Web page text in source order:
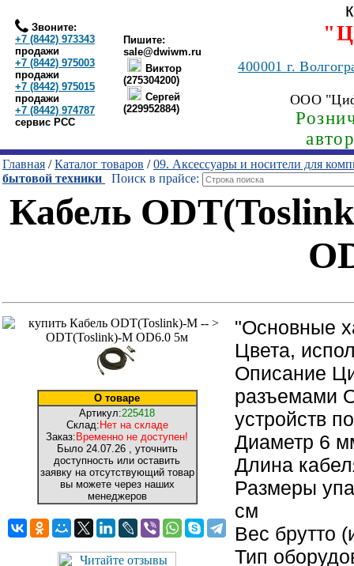
Звоните:
+7 (8442) 973343
продажи
+7 (8442) 975003
продажи
+7 (8442) 975015
продажи
+7 (8442) 974787
сервис РСС
Пишите:
sale@dwiwm.ru
Виктор
(275304200)
Сергей
(229952884)
400001г.
ООО
Главная /Каталог товаров /09. Аксессуары и носители для
бытовой техники
Поиск в прайсе:
Кабель
О товаре
Артикул:225418
Склад: Нет на складе
Заказ: Временно не доступен!
Было 24.07.26 , уточнить
доступность или оставить
заявку на отсутствующий товар
вы можете через наших
менеджеров
"Основные
Цвета,
Описание
разъемами
устройств
Диаметр 6
Длина
Размеры
см
Вес брутто
Тип